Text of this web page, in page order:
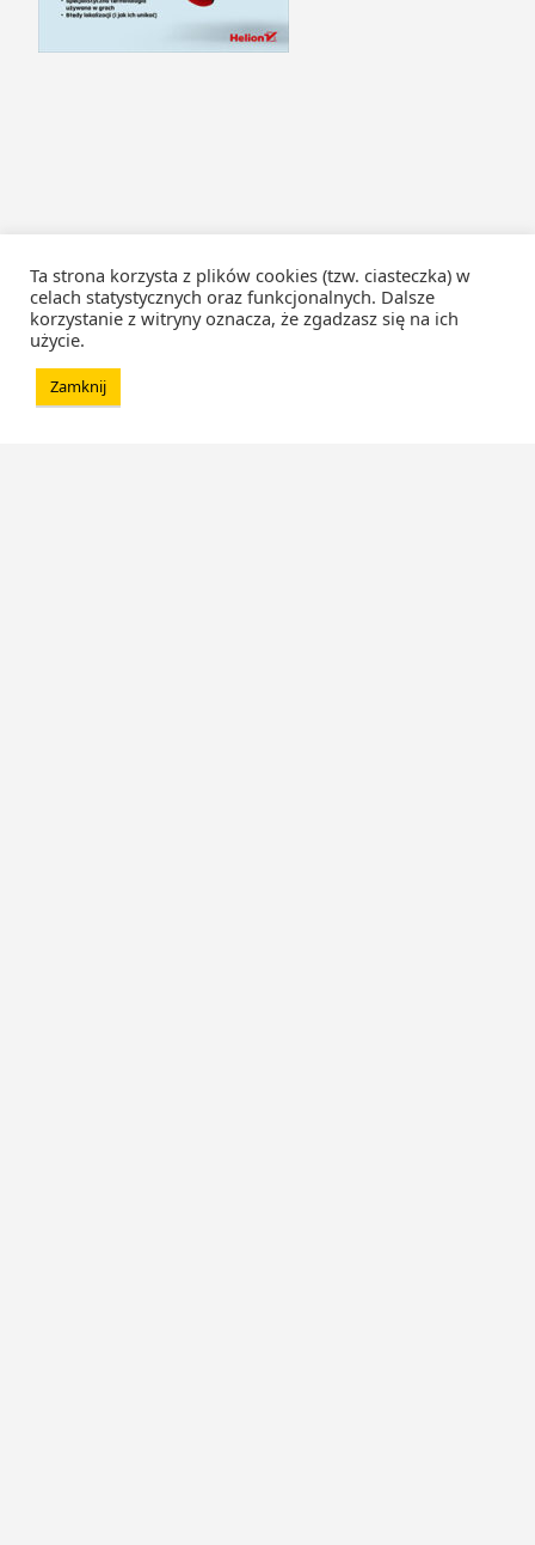
Ta strona korzysta z plików cookies (tzw. ciasteczka) w
celach statystycznych oraz funkcjonalnych. Dalsze
korzystanie z witryny oznacza, że zgadzasz się na ich
użycie.
Zamknij